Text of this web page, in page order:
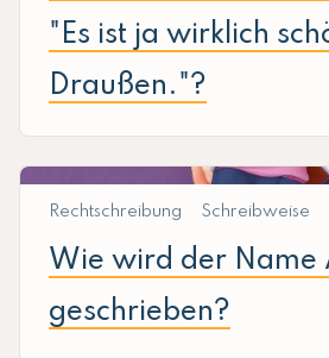
"Es ist ja wirklich
Draußen."?
Rechtschreibung Schreibweise
Wie wird der Name
geschrieben?